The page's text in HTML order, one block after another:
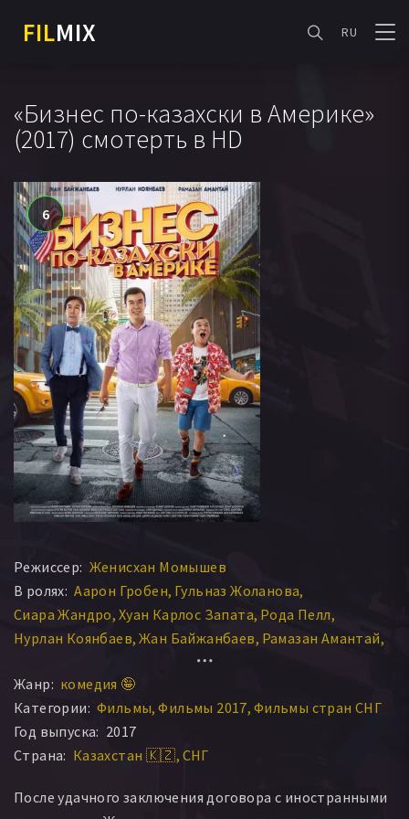
FILMIX RU
«Бизнес по-казахски в Америке»
(2017) смотерть в HD
6
Режиссер: Женисхан Момышев
В ролях: Аарон Гробен Гульназ Жоланова
Сиара Жандро Хуан Карлос Запата Рода Пелл
Нурлан Коянбаев Жан Байжанбаев Рамазан Амантай
Дарига Бадыкова
Сабит Рахимбаев
Джимми Вонг Кристиан Кэллоуэй Эндрей Джонсон
Кларисса Барская
Джулиан Р. Бут Аманда Маккэнтс
Китрелл Хэмилтон Алекса Андерсон Киана Бабаева
Жанр: комедия 🤪
Категории: Фильмы Фильмы 2017 Фильмы стран СНГ
Год выпуска: 2017
Страна: Казахстан 🇰🇿 СНГ
После удачного заключения договора с иностранными